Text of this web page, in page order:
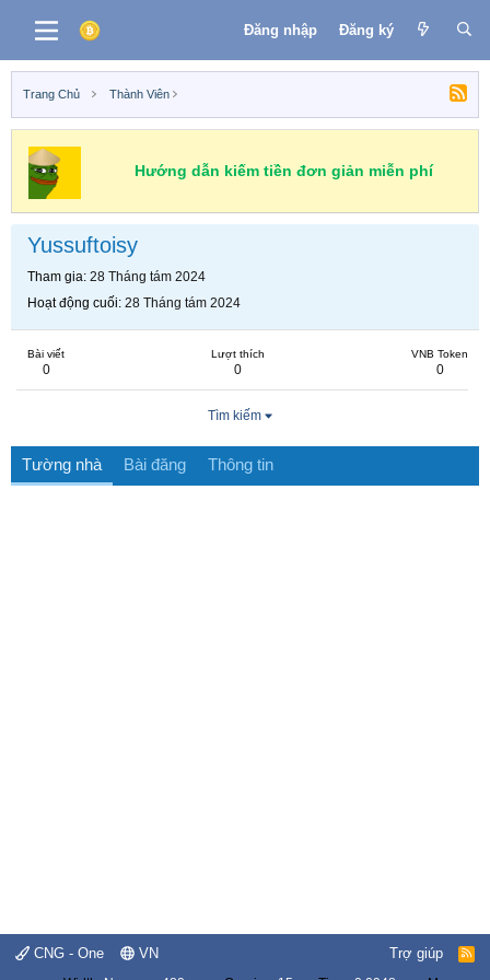
Đăng nhập Đăng ký
Trang Chủ Thành Viên
Hướng dẫn kiếm tiền đơn giản miễn phí
Yussuftoisy
Tham gia 28 Tháng tám 2024
Hoạt động cuối 28 Tháng tám 2024
Bài viết
0
Lượt thích
0
VNB Token
0
Tìm kiếm
Tường nhà Bài đăng Thông tin
CNG - One VN Trợ giúp
R